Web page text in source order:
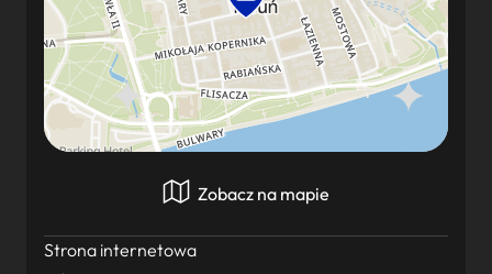
Zobacz na mapie
Strona internetowa